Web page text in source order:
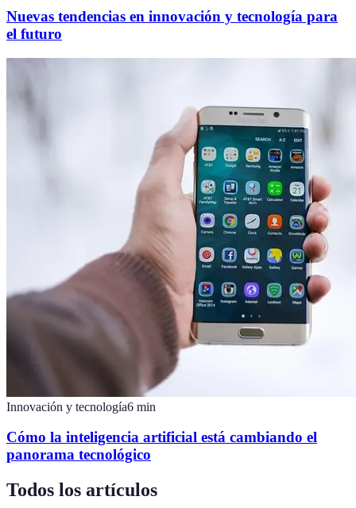
Nuevas tendencias en innovación y tecnología para
el futuro
Innovación y tecnología6 min
Cómo la inteligencia artificial está cambiando el
panorama tecnológico
Todos los artículos